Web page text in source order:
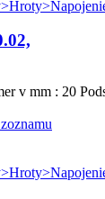
v mm : 20